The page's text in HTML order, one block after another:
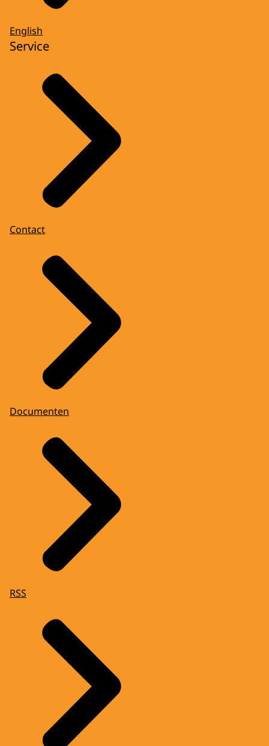
English
Service
Contact
Documenten
RSS